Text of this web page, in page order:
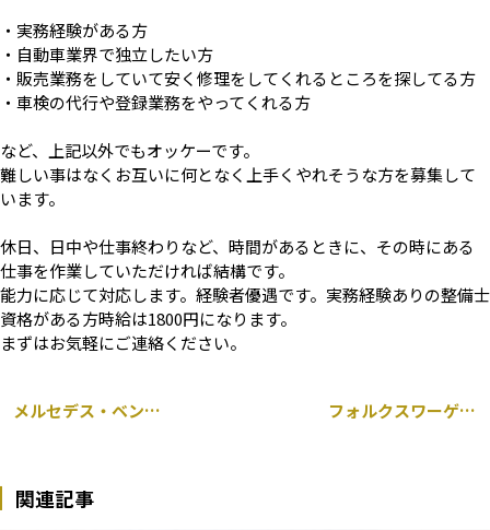
・実務経験がある方
・自動車業界で独立したい方
・販売業務をしていて安く修理をしてくれるところを探してる方
・車検の代行や登録業務をやってくれる方
など、上記以外でもオッケーです。
難しい事はなくお互いに何となく上手くやれそうな方を募集して
います。
休日、日中や仕事終わりなど、時間があるときに、その時にある
仕事を作業していただければ結構です。
能力に応じて対応します。経験者優遇です。実務経験ありの整備士
資格がある方時給は1800円になります。
まずはお気軽にご連絡ください。
メルセデス・ベンツ GLE 持ち込み グリル交換 パナメリカーナ 千葉市 フォルクスワーゲン ゴルフ 持ち込み テールレンズ 交換 千葉市
関連記事